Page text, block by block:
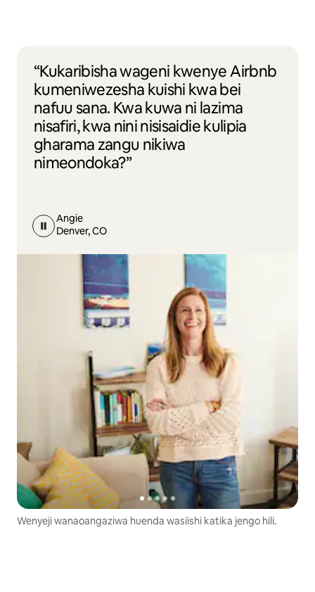
“Kukaribisha wageni kwenye Airbnb
kumeniwezesha kuishi kwa bei
nafuu sana. Kwa kuwa ni lazima
nisafiri, kwa nini nisisaidie kulipia
gharama zangu nikiwa
nimeondoka?”
Angie
Denver, CO
Wenyeji wanaoangaziwa huenda wasiishi katika jengo hili.